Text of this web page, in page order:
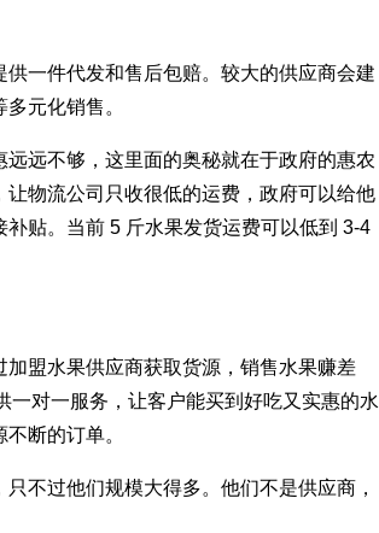
一件代发和售后包赔。较大的供应商会建
元化销售。
远不够，这里面的奥秘就在于政府的惠农
物流公司只收很低的运费，政府可以给他
贴。当前 5 斤水果发货运费可以低到 3-4
盟水果供应商获取货源，销售水果赚差
一对一服务，让客户能买到好吃又实惠的水
断的订单。
不过他们规模大得多。他们不是供应商，